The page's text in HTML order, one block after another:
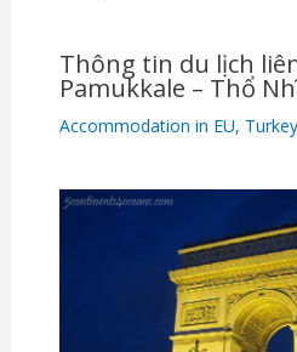
Thông tin du lịch
Pamukkale – Thổ
Accommodation in EU,